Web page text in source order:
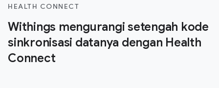
HEALTH CONNECT
Withings mengurangi setengah kode
sinkronisasi datanya dengan Health
Connect